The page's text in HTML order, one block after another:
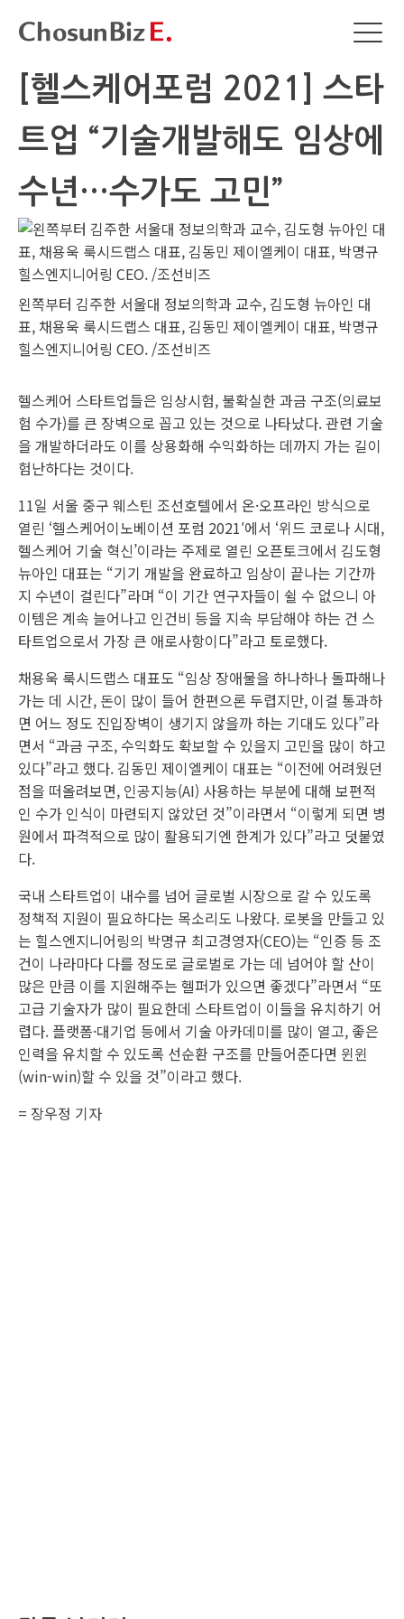
[헬스케어포럼 2021] 스타
트업 “기술개발해도 임상에
수년…수가도 고민”
왼쪽부터 김주한 서울대 정보의학과 교수, 김도형 뉴아인 대
표, 채용욱 룩시드랩스 대표, 김동민 제이엘케이 대표, 박명규
힐스엔지니어링 CEO. /조선비즈
헬스케어 스타트업들은 임상시험, 불확실한 과금 구조(의료보
험 수가)를 큰 장벽으로 꼽고 있는 것으로 나타났다. 관련 기술
을 개발하더라도 이를 상용화해 수익화하는 데까지 가는 길이
험난하다는 것이다.
11일 서울 중구 웨스틴 조선호텔에서 온·오프라인 방식으로
열린 ‘헬스케어이노베이션 포럼 2021′에서 ‘위드 코로나 시대,
헬스케어 기술 혁신’이라는 주제로 열린 오픈토크에서 김도형
뉴아인 대표는 “기기 개발을 완료하고 임상이 끝나는 기간까
지 수년이 걸린다”라며 “이 기간 연구자들이 쉴 수 없으니 아
이템은 계속 늘어나고 인건비 등을 지속 부담해야 하는 건 스
타트업으로서 가장 큰 애로사항이다”라고 토로했다.
채용욱 룩시드랩스 대표도 “임상 장애물을 하나하나 돌파해나
가는 데 시간, 돈이 많이 들어 한편으론 두렵지만, 이걸 통과하
면 어느 정도 진입장벽이 생기지 않을까 하는 기대도 있다”라
면서 “과금 구조, 수익화도 확보할 수 있을지 고민을 많이 하고
있다”라고 했다. 김동민 제이엘케이 대표는 “이전에 어려웠던
점을 떠올려보면, 인공지능(AI) 사용하는 부분에 대해 보편적
인 수가 인식이 마련되지 않았던 것”이라면서 “이렇게 되면 병
원에서 파격적으로 많이 활용되기엔 한계가 있다”라고 덧붙였
다.
국내 스타트업이 내수를 넘어 글로벌 시장으로 갈 수 있도록
정책적 지원이 필요하다는 목소리도 나왔다. 로봇을 만들고 있
는 힐스엔지니어링의 박명규 최고경영자(CEO)는 “인증 등 조
건이 나라마다 다를 정도로 글로벌로 가는 데 넘어야 할 산이
많은 만큼 이를 지원해주는 헬퍼가 있으면 좋겠다”라면서 “또
고급 기술자가 많이 필요한데 스타트업이 이들을 유치하기 어
렵다. 플랫폼·대기업 등에서 기술 아카데미를 많이 열고, 좋은
인력을 유치할 수 있도록 선순환 구조를 만들어준다면 윈윈
(win-win)할 수 있을 것”이라고 했다.
= 장우정 기자